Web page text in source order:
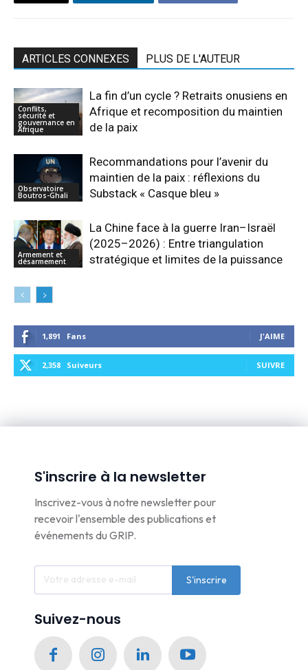
ARTICLES CONNEXES PLUS DE L'AUTEUR
Conflits,
sécurité et
gouvernance en
Afrique
La fin d’un cycle ? Retraits onusiens en
Afrique et recomposition du maintien
de la paix
Observatoire
Boutros-Ghali
Recommandations pour l’avenir du
maintien de la paix : réflexions du
Substack « Casque bleu »
Armement et
désarmement
La Chine face à la guerre Iran–Israël
(2025–2026) : Entre triangulation
stratégique et limites de la puissance
1,891 Fans J'AIME
2,358 Suiveurs SUIVRE
S'inscrire à la newsletter
Inscrivez-vous à notre newsletter pour
recevoir l'ensemble des publications et
événements du GRIP.
S'inscrire
Suivez-nous